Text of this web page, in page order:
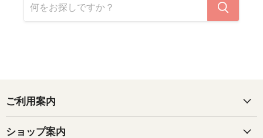
ご利用案内
ショップ案内